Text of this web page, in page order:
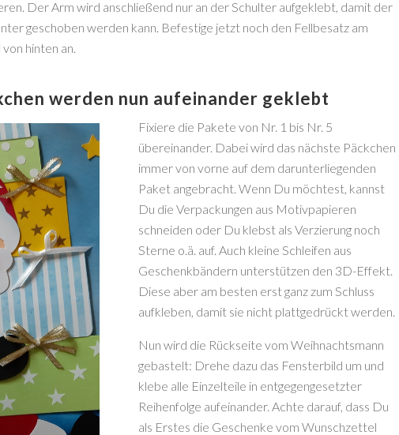
Der Arm wird anschließend nur an der Schulter aufgeklebt, damit der
geschoben werden kann. Befestige jetzt noch den Fellbesatz am
hinten an.
werden nun aufeinander geklebt
Fixiere die Pakete von Nr. 1 bis Nr. 5
übereinander. Dabei wird das nächste Päckchen
immer von vorne auf dem darunterliegenden
Paket angebracht. Wenn Du möchtest, kannst
Du die Verpackungen aus Motivpapieren
schneiden oder Du klebst als Verzierung noch
Sterne o.ä. auf. Auch kleine Schleifen aus
Geschenkbändern unterstützen den 3D-Effekt.
Diese aber am besten erst ganz zum Schluss
aufkleben, damit sie nicht plattgedrückt werden.
Nun wird die Rückseite vom Weihnachtsmann
gebastelt: Drehe dazu das Fensterbild um und
klebe alle Einzelteile in entgegengesetzter
Reihenfolge aufeinander. Achte darauf, dass Du
als Erstes die Geschenke vom Wunschzettel